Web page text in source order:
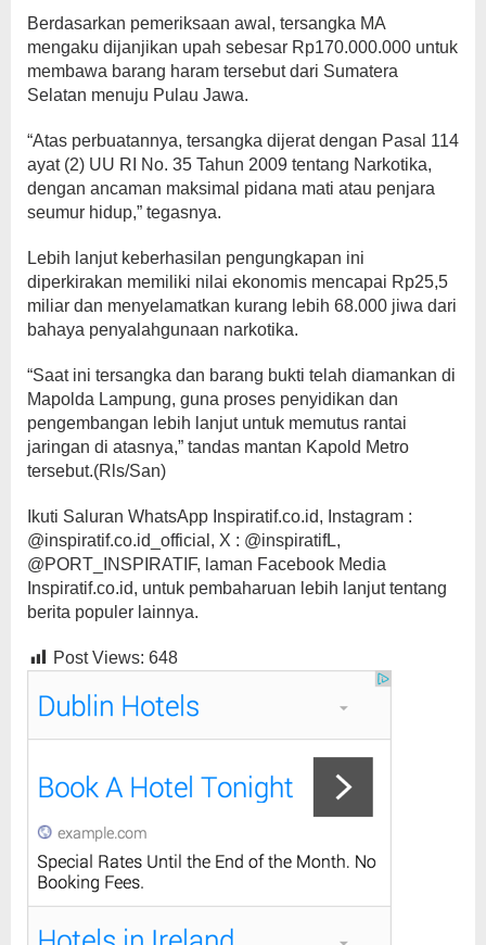
​Berdasarkan pemeriksaan awal, tersangka MA
mengaku dijanjikan upah sebesar Rp170.000.000 untuk
membawa barang haram tersebut dari Sumatera
Selatan menuju Pulau Jawa.
“​Atas perbuatannya, tersangka dijerat dengan Pasal 114
ayat (2) UU RI No. 35 Tahun 2009 tentang Narkotika,
dengan ancaman maksimal pidana mati atau penjara
seumur hidup,” tegasnya.
​Lebih lanjut keberhasilan pengungkapan ini
diperkirakan memiliki nilai ekonomis mencapai Rp25,5
miliar dan menyelamatkan kurang lebih 68.000 jiwa dari
bahaya penyalahgunaan narkotika.
“​Saat ini tersangka dan barang bukti telah diamankan di
Mapolda Lampung, guna proses penyidikan dan
pengembangan lebih lanjut untuk memutus rantai
jaringan di atasnya,” tandas mantan Kapold Metro
tersebut.(Rls/San)
Ikuti Saluran WhatsApp Inspiratif.co.id, Instagram :
@inspiratif.co.id_official, X : @inspiratifL,
@PORT_INSPIRATIF, laman Facebook Media
Inspiratif.co.id, untuk pembaharuan lebih lanjut tentang
berita populer lainnya.
Post Views: 648